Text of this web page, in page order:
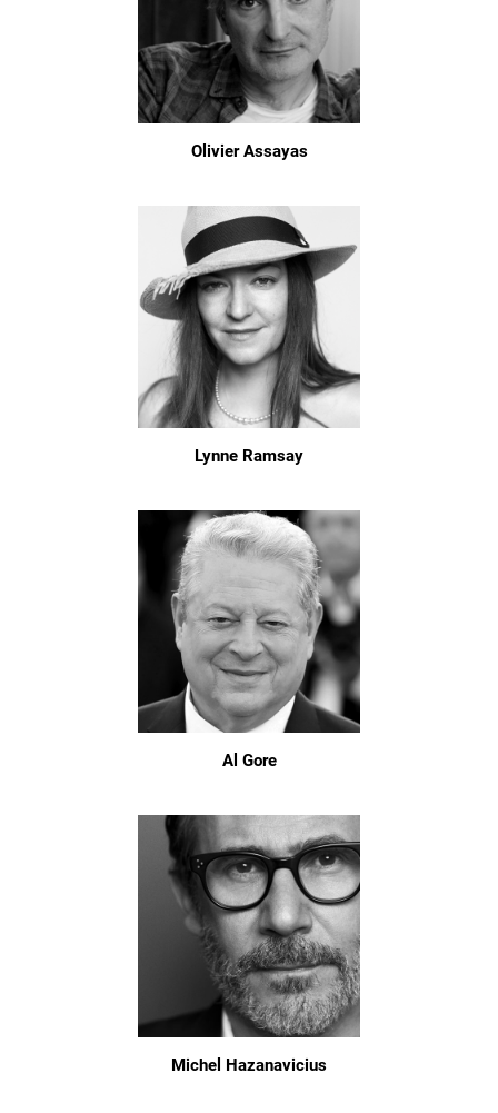
Olivier Assayas
Lynne Ramsay
Al Gore
Michel Hazanavicius